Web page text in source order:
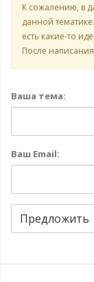
К сожалению, в
данной
есть какие-то
После
Ваша тема:
Ваш Email:
Предложить